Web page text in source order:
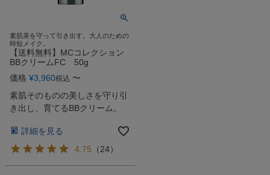
素肌美を守って引き出す。大人のための
時短メイク。
【送料無料】MCコレクション
BBクリームFC 50g
価格 ¥3,960税込 〜
素肌そのものの美しさを守り引
き出し、育てるBBクリーム。
詳細を見る
4.75 （24）